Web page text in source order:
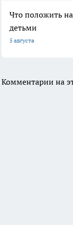
Что положить
детьми
5 августа
Комментарии на